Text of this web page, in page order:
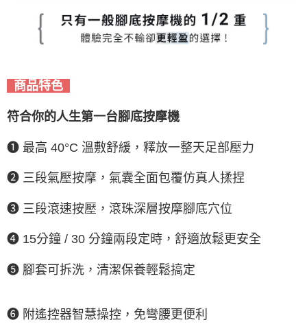
商品特色
符合你的人生第一台腳底按摩機
❶ 最高 40°C 溫敷舒緩，釋放一整天足部壓力
❷ 三段氣壓按摩，氣囊全面包覆仿真人揉捏
❸ 三段滾速按壓，滾珠深層按摩腳底穴位
❹ 15分鐘 / 30 分鐘兩段定時，舒適放鬆更安全
❺ 腳套可拆洗，清潔保養輕鬆搞定
❻ 附遙控器智慧操控，免彎腰更便利